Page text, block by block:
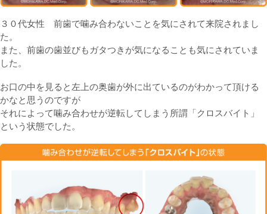
３０代女性 前歯で噛み合わないことを気にされて来院されまし
た。
また、前歯の歯並びもガタつきが気になることも気にされていま
した。
お口の中を見ると左上の奥歯が外に出ているのがわかって頂ける
かなと思うのですが
それによって噛み合わせが逆転してしまう所謂「クロスバイト」
という状態でした。